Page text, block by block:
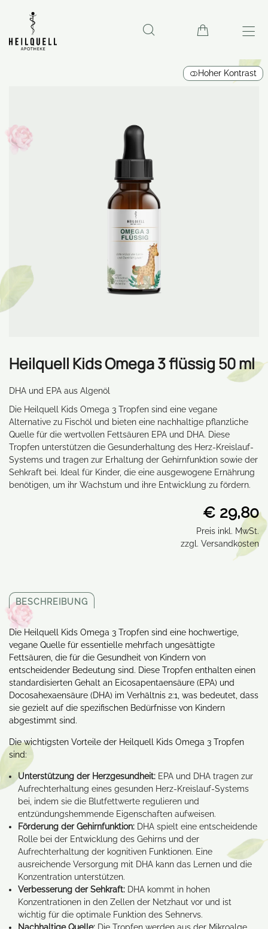
Hoher Kontrast
Heilquell Kids Omega 3 flüssig 50 ml
DHA und EPA aus Algenöl
Die Heilquell Kids Omega 3 Tropfen sind eine vegane
Alternative zu Fischöl und bieten eine nachhaltige pflanzliche
Quelle für die wertvollen Fettsäuren EPA und DHA. Diese
Tropfen unterstützen die Gesunderhaltung des Herz-Kreislauf-
Systems und tragen zur Erhaltung der Gehirnfunktion sowie der
Sehkraft bei. Ideal für Kinder, die eine ausgewogene Ernährung
benötigen, um ihr Wachstum und ihre Entwicklung zu fördern.
€ 29,80
Preis inkl. MwSt.
zzgl. Versandkosten
BESCHREIBUNG
Die Heilquell Kids Omega 3 Tropfen sind eine hochwertige,
vegane Quelle für essentielle mehrfach ungesättigte
Fettsäuren, die für die Gesundheit von Kindern von
entscheidender Bedeutung sind. Diese Tropfen enthalten einen
standardisierten Gehalt an Eicosapentaensäure (EPA) und
Docosahexaensäure (DHA) im Verhältnis 2:1, was bedeutet, dass
sie gezielt auf die spezifischen Bedürfnisse von Kindern
abgestimmt sind.
Die wichtigsten Vorteile der Heilquell Kids Omega 3 Tropfen
sind:
Unterstützung der Herzgesundheit: EPA und DHA tragen zur
Aufrechterhaltung eines gesunden Herz-Kreislauf-Systems
bei, indem sie die Blutfettwerte regulieren und
entzündungshemmende Eigenschaften aufweisen.
Förderung der Gehirnfunktion: DHA spielt eine entscheidende
Rolle bei der Entwicklung des Gehirns und der
Aufrechterhaltung der kognitiven Funktionen. Eine
ausreichende Versorgung mit DHA kann das Lernen und die
Konzentration unterstützen.
Verbesserung der Sehkraft: DHA kommt in hohen
Konzentrationen in den Zellen der Netzhaut vor und ist
wichtig für die optimale Funktion des Sehnervs.